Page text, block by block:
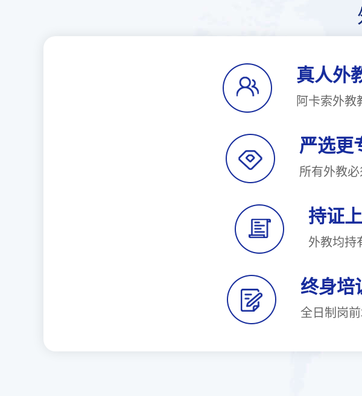
真人外
阿卡索外
严选更
所有外教
持证
外教
终身培
全日制岗